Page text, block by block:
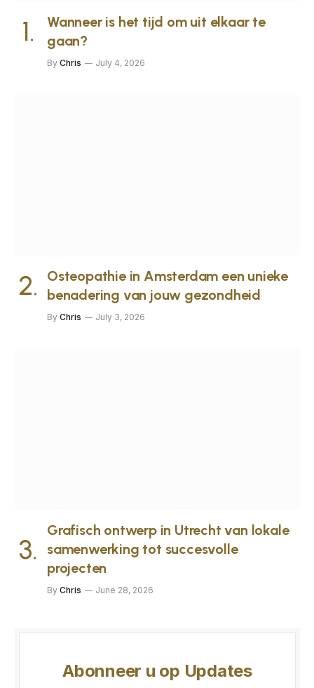
Wanneer is het tijd om uit elkaar te
gaan?
By Chris July 4, 2026
Osteopathie in Amsterdam een unieke
benadering van jouw gezondheid
By Chris July 3, 2026
Grafisch ontwerp in Utrecht van lokale
samenwerking tot succesvolle
projecten
By Chris June 28, 2026
Abonneer u op Updates